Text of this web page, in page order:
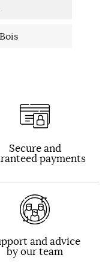
Secure and
payments
and advice
by our team